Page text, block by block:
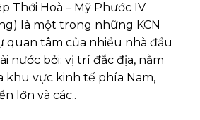
Thới Hoà – Mỹ Phước IV
là một trong những KCN
quan tâm của nhiều nhà đầu
nước bởi: vị trí đắc địa, nằm
khu vực kinh tế phía Nam,
lớn và các..